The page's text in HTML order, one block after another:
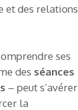
et des relations
ses
des séances
– peut s’avérer
la